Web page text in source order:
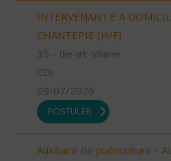
INTERVENANT.E A
CHANTEPIE (H/F)
35 - Ille-et-Vilaine
CDI
09/07/2026
POSTULER
Auxiliaire de puériculture -